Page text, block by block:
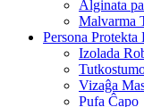
Alginata
Malvarma
Persona
Izolada
Vizaĝa
Pufa Ĉapo